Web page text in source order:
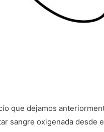
que dejamos
sangre oxigenada desde